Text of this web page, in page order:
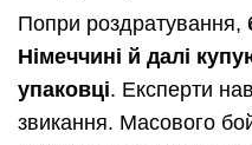
Попри роздратування,
Німеччині й далі
упаковці. Експерти
звикання. Масового